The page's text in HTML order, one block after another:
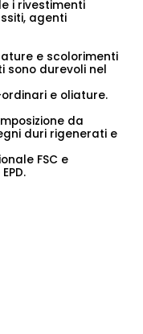
i rivestimenti
agenti
e scolorimenti
sono durevoli nel
e oliature.
da
duri rigenerati e
FSC e